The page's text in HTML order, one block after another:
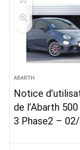
ancien
ABARTH
Notice
de l’Abarth
3 Phase2 –